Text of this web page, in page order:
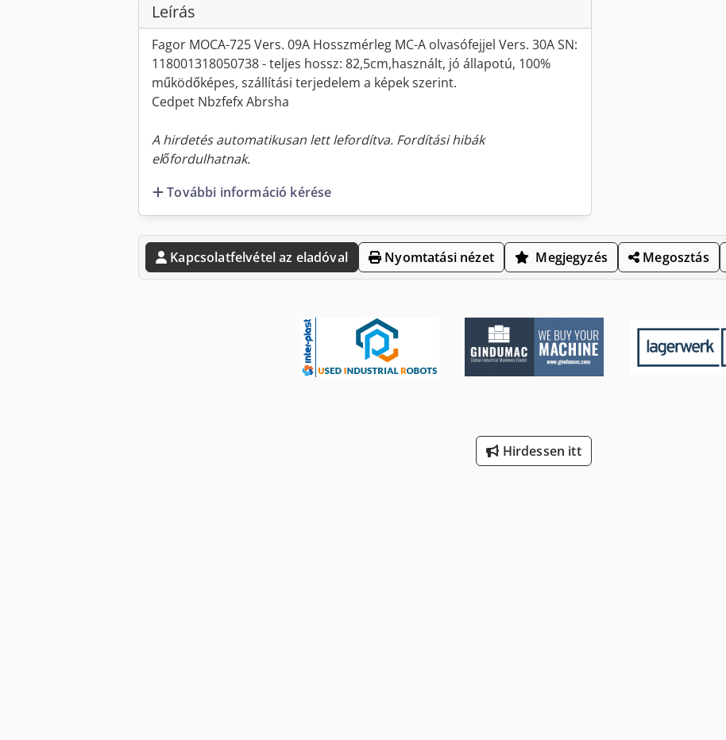
Leírás
Fagor MOCA-725 Vers. 09A Hosszmérleg MC-A olvasófejjel Vers. 30A SN:
118001318050738 - teljes hossz: 82,5cm,használt, jó állapotú, 100%
működőképes, szállítási terjedelem a képek szerint.
Cedpet Nbzfefx Abrsha
A hirdetés automatikusan lett lefordítva. Fordítási hibák
előfordulhatnak.
További információ kérése
Kapcsolatfelvétel az eladóval Nyomtatási nézet Megjegyzés Megosztás
Hirdessen itt